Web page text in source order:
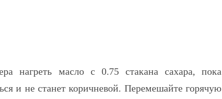
нагреть масло с 0.75 стакана сахара, пока
и не станет коричневой. Перемешайте горячую